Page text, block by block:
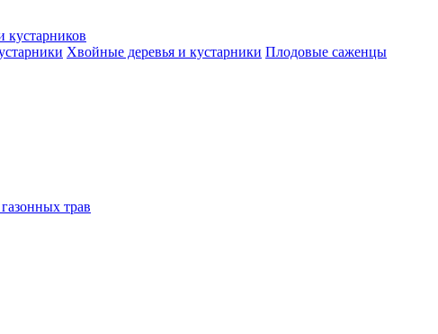
кустарников
Хвойные деревья и кустарники Плодовые саженцы
трав